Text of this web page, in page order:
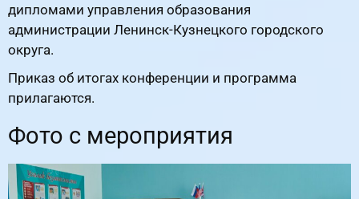
дипломами управления образования
администрации Ленинск-Кузнецкого городского
округа.
Приказ об итогах конференции и программа
прилагаются.
Фото с мероприятия